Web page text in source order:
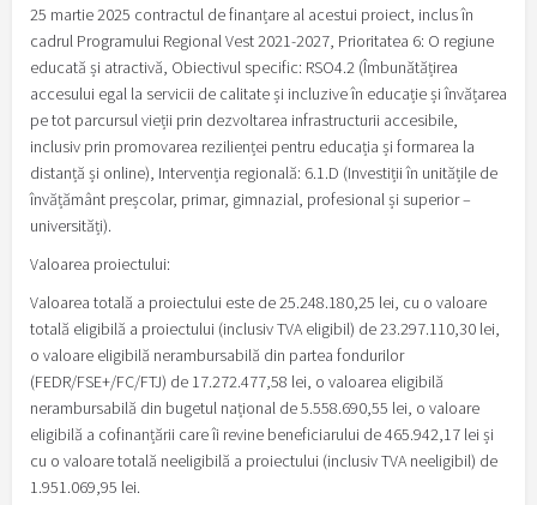
25 martie 2025 contractul de finanțare al acestui proiect, inclus în
cadrul Programului Regional Vest 2021-2027, Prioritatea 6: O regiune
educată și atractivă, Obiectivul specific: RSO4.2 (Îmbunătățirea
accesului egal la servicii de calitate și incluzive în educație și învățarea
pe tot parcursul vieții prin dezvoltarea infrastructurii accesibile,
inclusiv prin promovarea rezilienței pentru educația și formarea la
distanță și online), Intervenția regională: 6.1.D (Investiții în unitățile de
învățământ preșcolar, primar, gimnazial, profesional și superior –
universități).
Valoarea proiectului:
Valoarea totală a proiectului este de 25.248.180,25 lei, cu o valoare
totală eligibilă a proiectului (inclusiv TVA eligibil) de 23.297.110,30 lei,
o valoare eligibilă nerambursabilă din partea fondurilor
(FEDR/FSE+/FC/FTJ) de 17.272.477,58 lei, o valoarea eligibilă
nerambursabilă din bugetul național de 5.558.690,55 lei, o valoare
eligibilă a cofinanțării care îi revine beneficiarului de 465.942,17 lei și
cu o valoare totală neeligibilă a proiectului (inclusiv TVA neeligibil) de
1.951.069,95 lei.